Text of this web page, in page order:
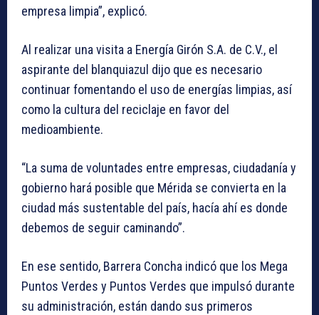
empresa limpia”, explicó.
Al realizar una visita a Energía Girón S.A. de C.V., el
aspirante del blanquiazul dijo que es necesario
continuar fomentando el uso de energías limpias, así
como la cultura del reciclaje en favor del
medioambiente.
“La suma de voluntades entre empresas, ciudadanía y
gobierno hará posible que Mérida se convierta en la
ciudad más sustentable del país, hacía ahí es donde
debemos de seguir caminando”.
En ese sentido, Barrera Concha indicó que los Mega
Puntos Verdes y Puntos Verdes que impulsó durante
su administración, están dando sus primeros